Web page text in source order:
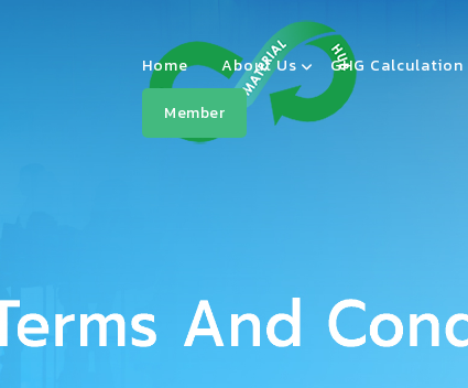
Home About Us GHG Calculation
Member